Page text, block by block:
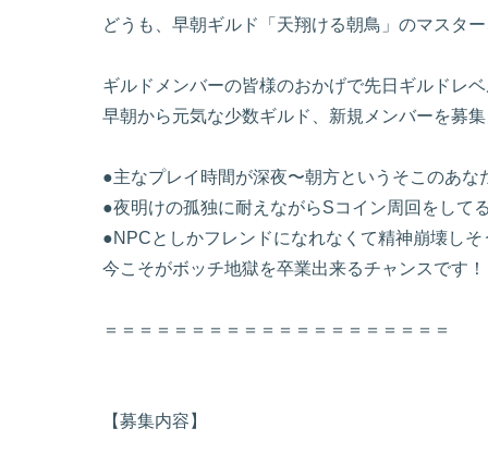
どうも、早朝ギルド「天翔ける朝鳥」のマスタ
ギルドメンバーの皆様のおかげで先日ギルドレ
早朝から元気な少数ギルド、新規メンバーを募
●主なプレイ時間が深夜〜朝方というそこのあな
●夜明けの孤独に耐えながらSコイン周回をして
●NPCとしかフレンドになれなくて精神崩壊し
今こそがボッチ地獄を卒業出来るチャンスです
＝＝＝＝＝＝＝＝＝＝＝＝＝＝＝＝＝＝＝＝
【募集内容】